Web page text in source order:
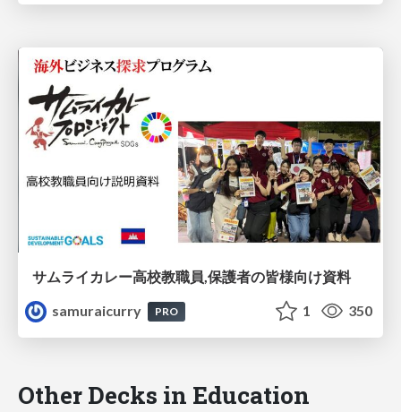
サムライカレー高校教職員,保護者の皆様向け資料
samuraicurry
PRO 1 350
Other Decks in Education